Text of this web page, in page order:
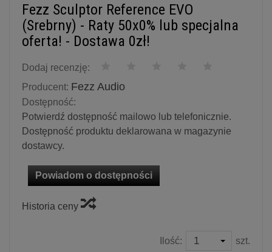
Fezz Sculptor Reference EVO
(Srebrny) - Raty 50x0% lub specjalna
oferta! - Dostawa 0zł!
Dodaj recenzję:
Producent: Fezz Audio
Dostępność:
Potwierdź dostępność mailowo lub telefonicznie.
Dostępność produktu deklarowana w magazynie
dostawcy.
Powiadom o dostępności
Historia ceny
Ilość: szt.